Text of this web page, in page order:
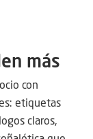
más
con
etiquetas
claros,